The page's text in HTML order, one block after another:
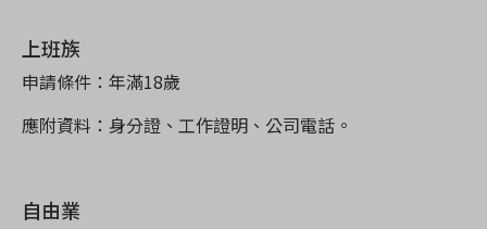
上班族
申請條件：年滿18歲
應附資料：身分證、工作證明、公司電話。
自由業